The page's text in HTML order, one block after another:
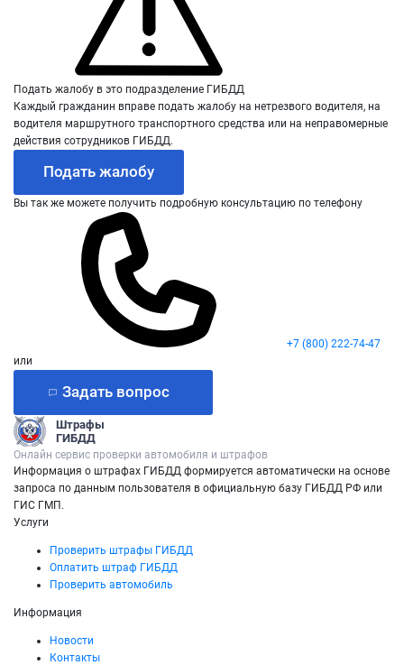
Подать жалобу в это подразделение ГИБДД
Каждый гражданин вправе подать жалобу на нетрезвого водителя, на
водителя маршрутного транспортного средства или на неправомерные
действия сотрудников ГИБДД.
Подать жалобу
Вы так же можете получить подробную консультацию по телефону
+7 (800) 222-74-47
или
Задать вопрос
Штрафы
ГИБДД
Онлайн сервис проверки автомобиля и штрафов
Информация о штрафах ГИБДД формируется автоматически на основе
запроса по данным пользователя в официальную базу ГИБДД РФ или
ГИС ГМП.
Услуги
Проверить штрафы ГИБДД
Оплатить штраф ГИБДД
Проверить автомобиль
Информация
Новости
Контакты